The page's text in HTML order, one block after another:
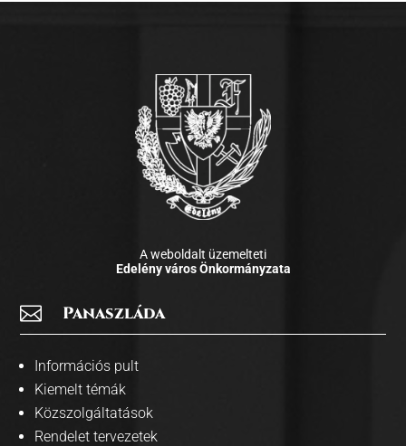
A weboldalt üzemelteti
Edelény város Önkormányzata
 Panaszláda
Információs pult
Kiemelt témák
Közszolgáltatások
Rendelet tervezetek